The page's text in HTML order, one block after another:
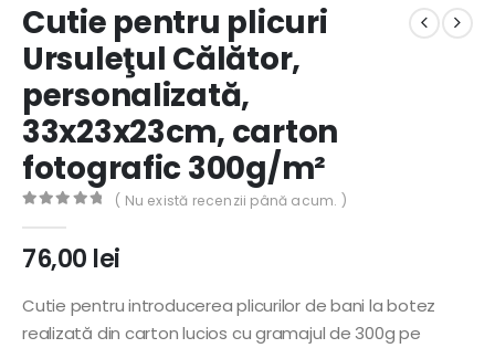
Cutie pentru plicuri
Ursuleţul Călător,
personalizată,
33x23x23cm, carton
fotografic 300g/m²
( Nu există recenzii până acum. )
76,00 lei
Cutie pentru introducerea plicurilor de bani la botez
realizată din carton lucios cu gramajul de 300g pe